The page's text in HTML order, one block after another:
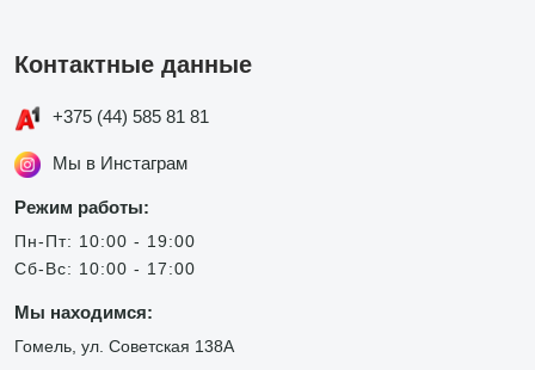
Контактные данные
+375 (44) 585 81 81
Мы в Инстаграм
Режим работы:
Пн-Пт: 10:00 - 19:00
Сб-Вс: 10:00 - 17:00
Мы находимся:
Гомель, ул. Советская 138А